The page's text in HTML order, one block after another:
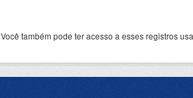
Você também pode ter acesso a esses registros